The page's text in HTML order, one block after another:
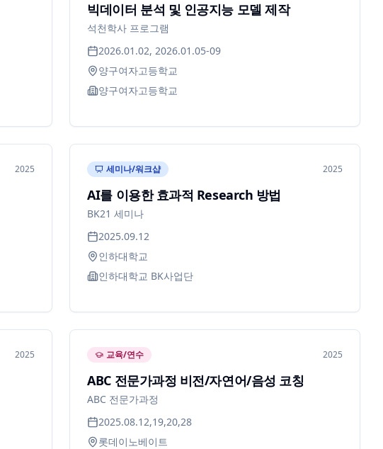
빅데이터 분석 및 인공지능 모델 제작
석천학사 프로그램
2026.01.02, 2026.01.05-09
양구여자고등학교
양구여자고등학교
2025 세미나/워크샵 2025
AI를 이용한 효과적 Research 방법
BK21 세미나
2025.09.12
인하대학교
인하대학교 BK사업단
2025 교육/연수 2025
ABC 전문가과정 비전/자연어/음성 코칭
ABC 전문가과정
2025.08.12,19,20,28
롯데이노베이트